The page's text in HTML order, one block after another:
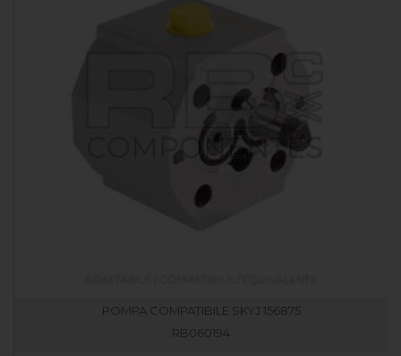
POMPA COMPATIBILE SKYJ 156875
RB060194